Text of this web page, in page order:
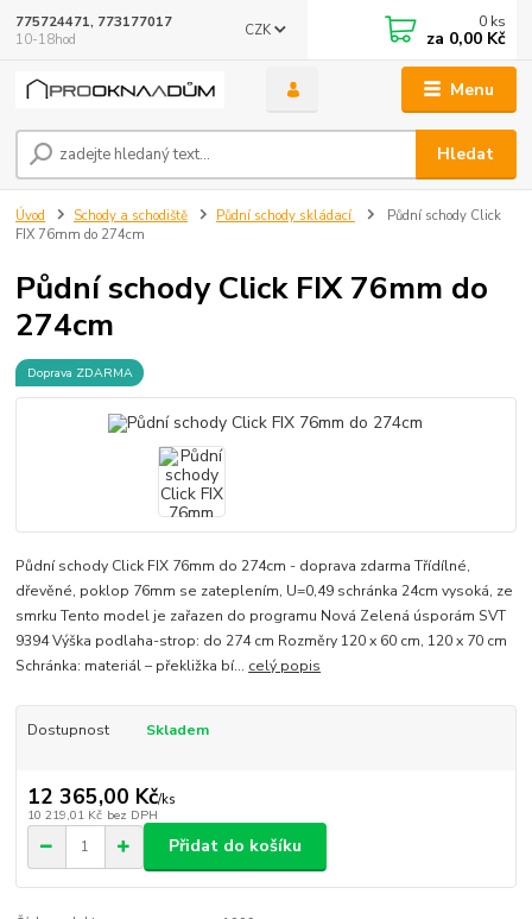
Menu
CZK
Hledat
775724471, 773177017
10-18hod
0 ks
za 0,00 Kč
Úvod Schody a schodiště Půdní schody skládací
Půdní schody Click
FIX 76mm do 274cm
Půdní schody Click FIX 76mm do
274cm
Doprava ZDARMA
Půdní schody Click FIX 76mm do 274cm - doprava zdarma Třídílné,
dřevěné, poklop 76mm se zateplením, U=0,49 schránka 24cm vysoká, ze
smrku Tento model je zařazen do programu Nová Zelená úsporám SVT
9394 Výška podlaha-strop: do 274 cm Rozměry 120 x 60 cm, 120 x 70 cm
Schránka: materiál – překližka bí... celý popis
Dostupnost Skladem
12 365,00 Kč/ks
10 219,01 Kč bez DPH
Přidat do košíku